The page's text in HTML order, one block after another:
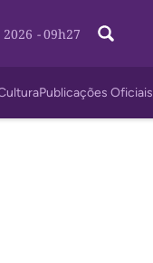
- 09h27
Publicações Oficiais